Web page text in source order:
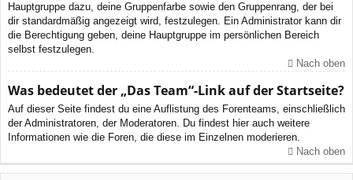
Hauptgruppe dazu, deine Gruppenfarbe sowie den Gruppenrang, der bei
dir standardmäßig angezeigt wird, festzulegen. Ein Administrator kann dir
die Berechtigung geben, deine Hauptgruppe im persönlichen Bereich
selbst festzulegen.
Nach oben
Was bedeutet der „Das Team“-Link auf der Startseite?
Auf dieser Seite findest du eine Auflistung des Forenteams, einschließlich
der Administratoren, der Moderatoren. Du findest hier auch weitere
Informationen wie die Foren, die diese im Einzelnen moderieren.
Nach oben